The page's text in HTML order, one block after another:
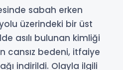
sabah erken
üzerindeki bir üst
asılı bulunan kimliği
cansız bedeni, itfaiye
indirildi. Olayla ilgili